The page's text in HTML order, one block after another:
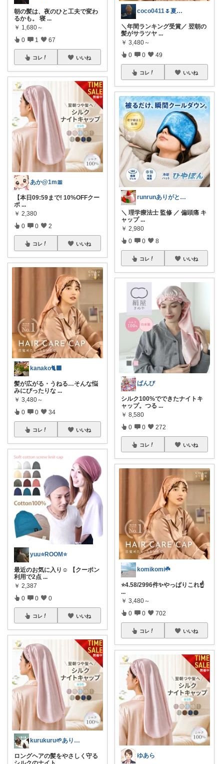
朝の髪は、夜のひと工夫で変わ
るかも。 寝 ...
￥ 1,680～
0 1 67
コレ いいね
あか@1m🎀
【本日09:59まで! 10%OFFクー
ポ ...
￥ 2,380
0 0 2
コレ いいね
kanako🐈‍⬛
髪が広がる・うねる…そんな悩
みにぴったりな ...
￥ 3,480～
0 0 34
コレ いいね
yuu⭐️ROOM⭐️
最近のお気に入り☺️ 【クーポン
利用で2点 ...
￥ 2,387
0 0 0
コレ いいね
kurukuru🌱ありがとうございます
ロングヘアの髪をやさしく守る
coco0411🌷夏グッズ色々🌻
＼年間ランキング受賞／ 翌朝の
髪がサラツヤ ...
￥ 3,480～
0 0 49
コレ いいね
runrunありがとう( ◠‿◠ )
＼ 理学療法士 監修 ／ 偏頭痛 キ
ャップ ...
￥ 2,980
0 0 8
コレ いいね
ばんび
シルク100%でできたナイトキ
ャップ。つる ...
￥ 8,580
0 0 272
コレ いいね
komikomi☘️
⭐️4.58/2996件✨️やっぱりこれ☝
...
￥ 3,480～
0 0 702
コレ いいね
ゆあら